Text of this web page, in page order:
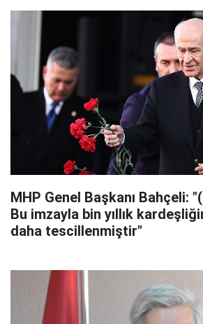
MHP Genel Başkanı Bahçeli:
Bu imzayla bin yıllık
daha tescillenmiştir"